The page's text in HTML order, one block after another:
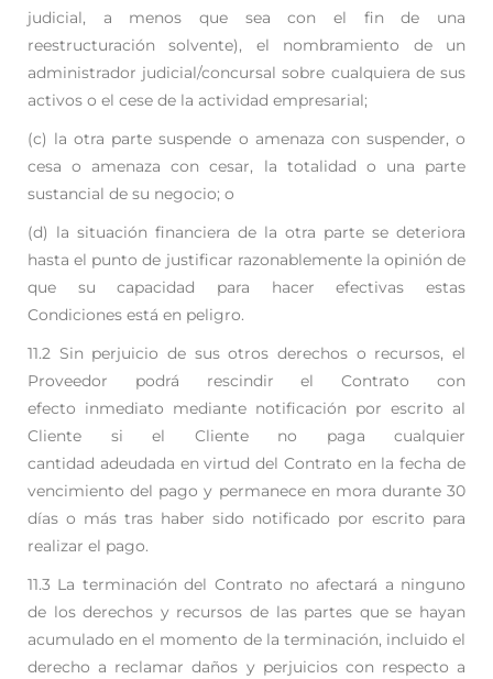
judicial, a menos que sea con el fin de una
reestructuración solvente), el nombramiento de un
administrador judicial/concursal sobre cualquiera de sus
activos o el cese de la actividad empresarial;
(c) la otra parte suspende o amenaza con suspender, o
cesa o amenaza con cesar, la totalidad o una parte
sustancial de su negocio; o
(d) la situación financiera de la otra parte se deteriora
hasta el punto de justificar razonablemente la opinión de
que su capacidad para hacer efectivas estas
Condiciones está en peligro.
11.2 Sin perjuicio de sus otros derechos o recursos, el
Proveedor podrá rescindir el Contrato con
efecto inmediato mediante notificación por escrito al
Cliente si el Cliente no paga cualquier
cantidad adeudada en virtud del Contrato en la fecha de
vencimiento del pago y permanece en mora durante 30
días o más tras haber sido notificado por escrito para
realizar el pago.
11.3 La terminación del Contrato no afectará a ninguno
de los derechos y recursos de las partes que se hayan
acumulado en el momento de la terminación, incluido el
derecho a reclamar daños y perjuicios con respecto a